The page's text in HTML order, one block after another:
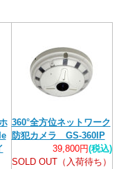
360°全方位ネットワーク
防犯カメラ GS-360IP
39,800円(税込)
SOLD OUT（入荷待ち）